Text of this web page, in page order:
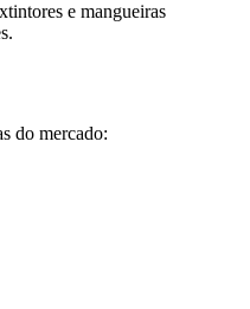
e mangueiras
do mercado: